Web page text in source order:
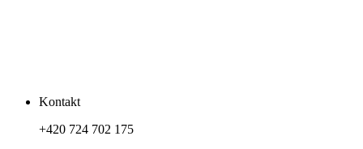
Kontakt
+420 724 702 175